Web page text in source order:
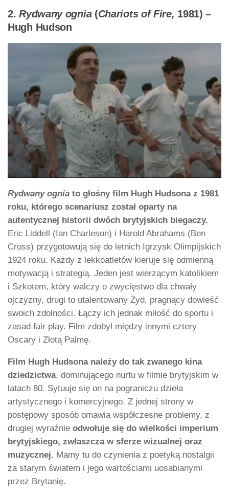
2.Rydwany ognia(Chariots of Fire, 1981) –
Hugh Hudson
Rydwany ognia to głośny film Hugh Hudsona z 1981
roku, którego scenariusz został oparty na
autentycznej historii dwóch brytyjskich biegaczy.
Eric Liddell (Ian Charleson) i Harold Abrahams (Ben
Cross) przygotowują się do letnich Igrzysk Olimpijskich
1924 roku. Każdy z lekkoatletów kieruje się odmienną
motywacją i strategią. Jeden jest wierzącym katolikiem
i Szkotem, który walczy o zwycięstwo dla chwały
ojczyzny, drugi to utalentowany Żyd, pragnący dowieść
swoich zdolności. Łączy ich jednak miłość do sportu i
zasad fair play. Film zdobył między innymi cztery
Oscary i Złotą Palmę.
Film Hugh Hudsona należy do tak zwanego kina
dziedzictwa, dominującego nurtu w filmie brytyjskim w
latach 80. Sytuuje się on na pograniczu dzieła
artystycznego i komercyjnego. Z jednej strony w
postępowy sposób omawia współczesne problemy, z
drugiej wyraźnie odwołuje się do wielkości imperium
brytyjskiego, zwłaszcza w sferze wizualnej oraz
muzycznej. Mamy tu do czynienia z poetyką nostalgii
za starym światem i jego wartościami uosabianymi
przez Brytanię.